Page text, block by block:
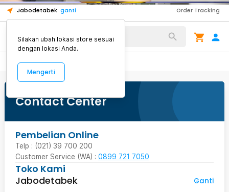
Jabodetabek ganti Order Tracking
Alat Kopi
1
kepala kemudian robot akan menirukan suara Anda.
Anda bahkan bisa merekam suara selama 8 detik
1
1
Contact Center
Pembelian Online
Telp : (021) 39 700 200
Customer Service (WA) : 0899 721 7050
Toko Kami
Jabodetabek
Ganti
Silakan ubah lokasi store sesuai
dengan lokasi Anda.
Mengerti